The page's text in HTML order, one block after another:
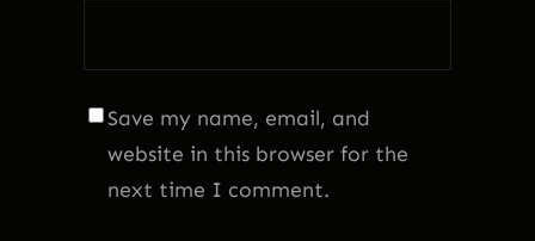
Save my name, email, and
website in this browser for the
next time I comment.